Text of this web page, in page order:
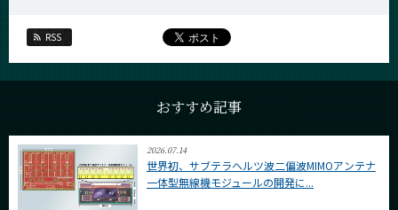
RSS
おすすめ記事
2026.07.14
世界初、サブテラヘルツ波二偏波MIMOアンテナ
一体型無線機モジュールの開発に...